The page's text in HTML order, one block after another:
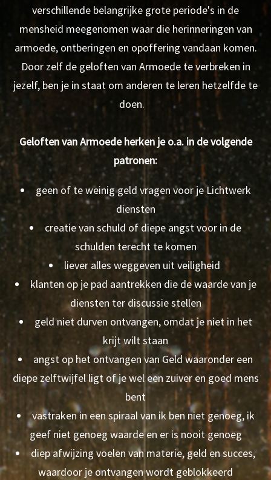
verschillende belangrijke grote periode's in de
mensheid meegenomen waar die herinneringen van
armoede, ontberingen en opoffering vandaan komen.
Door zelf de geloften van Armoede te verbreken in
jezelf, ben je in staat om anderen te leren hetzelfde te
doen.
Geloften van Armoede herken je o.a. in de volgende
patronen:
geen of te weinig geld vragen voor je Lichtwerk
diensten
creatie van schuld of diepe angst voor in de
schulden terecht te komen
liever alles weggeven uit veiligheid
klanten op je pad aantrekken die de waarde van je
diensten ter discussie stellen
geld niet durven ontvangen, omdat je niet in het
krijt wilt staan
angst op het ontvangen van Geld waaronder een
diepe zelftwijfel ligt of je wel een zuiver en goed mens
bent
vastraken in een spiraal van ik ben niet genoeg, ik
geef niet genoeg waarde en er is nooit genoeg
diep afwijzing voelen van materie, geld en succes,
waardoor je ontvangen wordt geblokkeerd